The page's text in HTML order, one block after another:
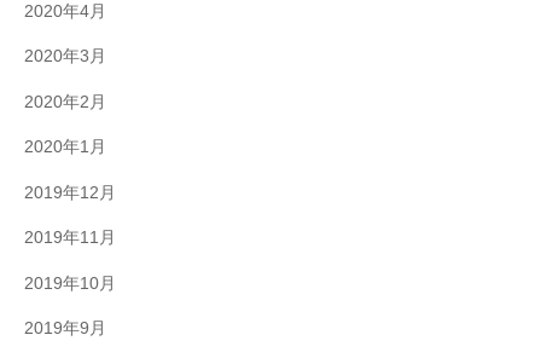
2020年4月
2020年3月
2020年2月
2020年1月
2019年12月
2019年11月
2019年10月
2019年9月